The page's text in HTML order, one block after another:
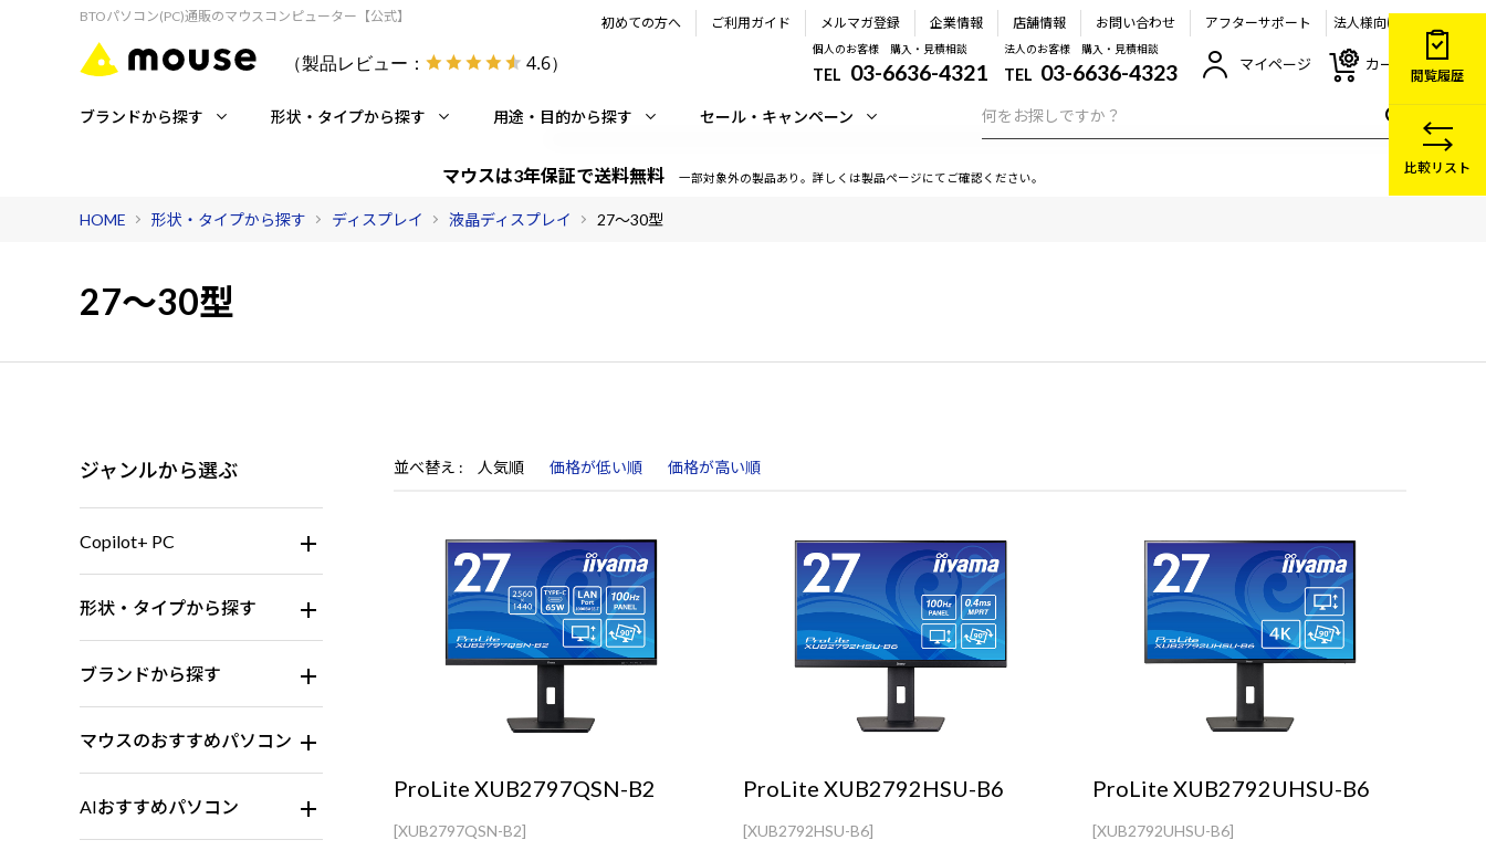
BTOパソコン(PC)通販のマウスコンピューター【公式】
（製品レビュー： 4.6）
初めての方へ ご利用ガイド メルマガ登録 企業情報 店舗情報 お問い合わせ アフターサポート 法人様向け
個人のお客様 購入・見積相談
TEL 03-6636-4321
法人のお客様 購入・見積相談
TEL 03-6636-4323 マイページ カート
ブランドから探す 形状・タイプから探す 用途・目的から探す セール・キャンペーン
マウスは3年保証で送料無料 一部対象外の製品あり。詳しくは製品ページにてご確認ください。
HOME 形状・タイプから探す ディスプレイ 液晶ディスプレイ 27～30型
27～30型
ジャンルから選ぶ
Copilot+ PC
形状・タイプから探す
ブランドから探す
マウスのおすすめパソコン
AIおすすめパソコン
並べ替え 人気順 価格が低い順 価格が高い順
ProLite XUB2797QSN-B2
[XUB2797QSN-B2]
ProLite XUB2792HSU-B6
[XUB2792HSU-B6]
ProLite XUB2792UHSU-B6
[XUB2792UHSU-B6]
閲覧履歴
比較リスト